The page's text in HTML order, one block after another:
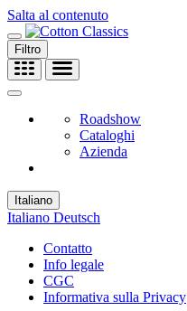
Salta al contenuto
Filtro
Roadshow
Cataloghi
Azienda
Italiano
Italiano Deutsch
Contatto
Info legale
CGC
Informativa sulla Privacy